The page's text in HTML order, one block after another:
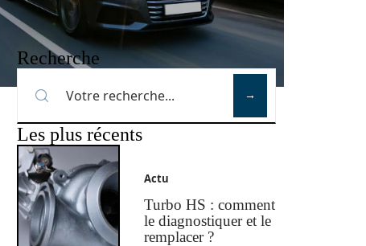
Recherche
Les plus récents
Actu
Turbo HS : comment
le diagnostiquer et le
remplacer ?